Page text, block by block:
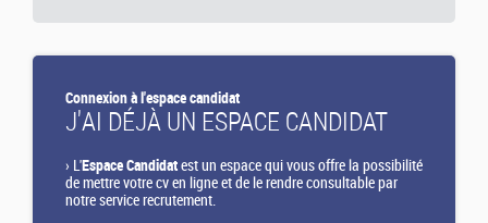
J'AI DÉJÀ UN ESPACE CANDIDAT
› L'Espace Candidatest un espace qui vous offre la possibilité
de mettre votre cv en ligne et de le rendre consultable par
notre service recrutement.
Connexion à l'espace candidat